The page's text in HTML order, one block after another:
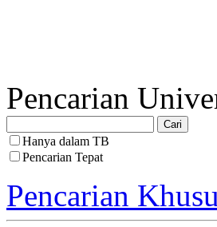
Pencarian
Hanya dalam TB
Pencarian Tepat
Pencarian